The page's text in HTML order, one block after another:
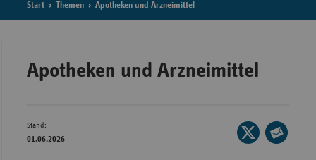
Start Themen Apotheken und Arzneimittel
Apotheken und Arzneimittel
Stand:
01.06.2026
Seite
auf